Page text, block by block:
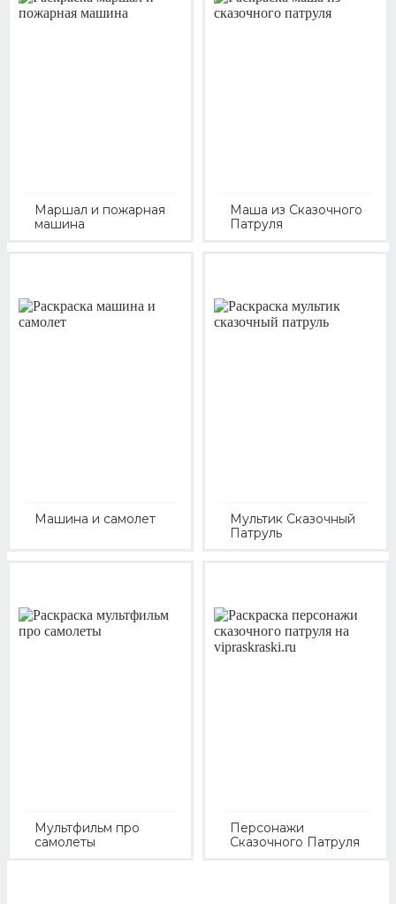
Маршал и пожарная
машина
Маша из Сказочного
Патруля
Машина и самолет
Мультик Сказочный
Патруль
Мультфильм про
самолеты
Персонажи
Сказочного Патруля